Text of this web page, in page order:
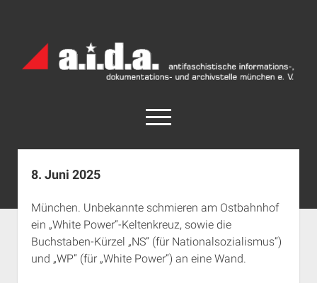
Archiv
München
open
menu
facebook
rss info@aida-archiv.de
Aktuelles
Termine
open
dropdown
menu
Antifaschistische Termine im Süden
Chronologie
8. Juni 2025
München. Unbekannte schmieren am Ostbahnhof
ein „White Power“-Keltenkreuz, sowie die
Buchstaben-Kürzel „NS“ (für Nationalsozialismus“)
und „WP“ (für „White Power“) an eine Wand.